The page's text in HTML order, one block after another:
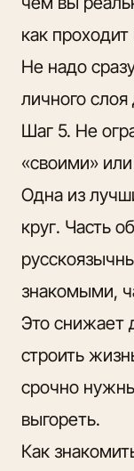
как
Не надо
личного
Шаг 5. Не
«своими»
Одна из
круг. Часть
знакомыми,
Это снижает
строить
срочно
выгореть.
Как